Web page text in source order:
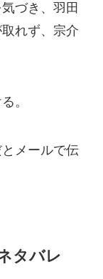
づき、羽田
れず、宗介
。
メールで伝
タバレ